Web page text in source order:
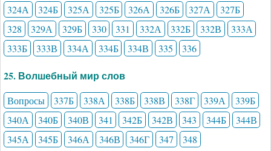
324А 324Б 325А 325Б 326А 326Б 327А
327Б
328
329А 329Б 330 331 332А 332Б 332В
333А
333Б
333В 334А 334Б 334В 335 336
25. Волшебный мир слов
Вопросы 337Б 338А 338Б 338В 338Г 339А
339Б
340А
340Б 340В 341 342Б 342В 343 344Б
344В
345А
345Б 346А 346В 346Г 347 348